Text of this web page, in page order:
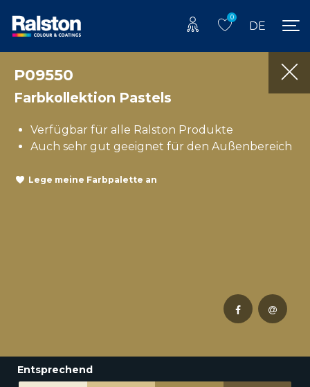
0
DE
P09550
Farbkollektion Pastels
Verfügbar für alle Ralston Produkte
Auch sehr gut geeignet für den Außenbereich
Lege meine Farbpalette an
Entsprechend